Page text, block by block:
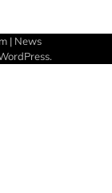
| News
.